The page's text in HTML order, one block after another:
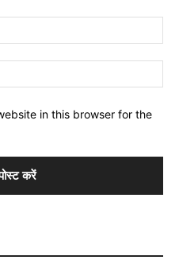
in this browser for the